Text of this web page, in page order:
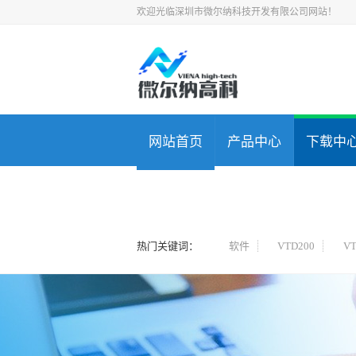
欢迎光临深圳市微尔纳科技开发有限公司网站！
网站首页 产品中心 下载中
热门关键词： 软件 VTD200